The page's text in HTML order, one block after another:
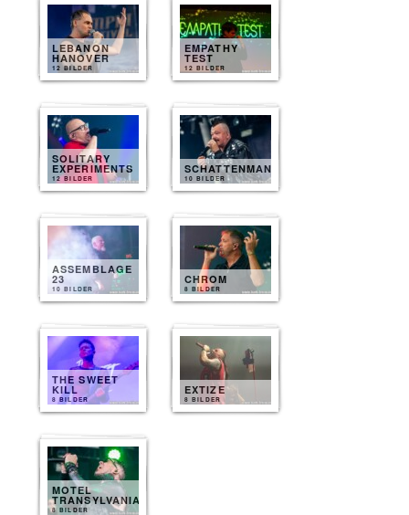
LEBANON
HANOVER
12 BILDER
EMPATHY
TEST
12 BILDER
SOLITARY
EXPERIMENTS
12 BILDER
SCHATTENMANN
10 BILDER
ASSEMBLAGE
23
10 BILDER
CHROM
8 BILDER
THE SWEET
KILL
8 BILDER
EXTIZE
8 BILDER
MOTEL
TRANSYLVANIA
8 BILDER